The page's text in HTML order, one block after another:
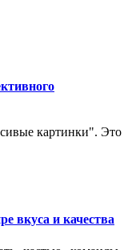
картинки". Это
вкуса и качества